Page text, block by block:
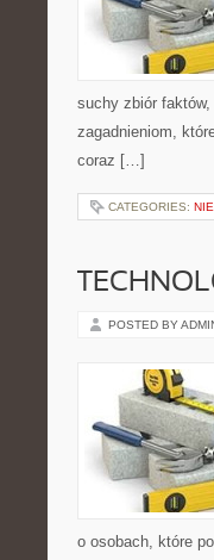
suchy zbiór
zagadnieniom,
coraz […]
CATEGORIES:
POSTED BY
o osobach, które